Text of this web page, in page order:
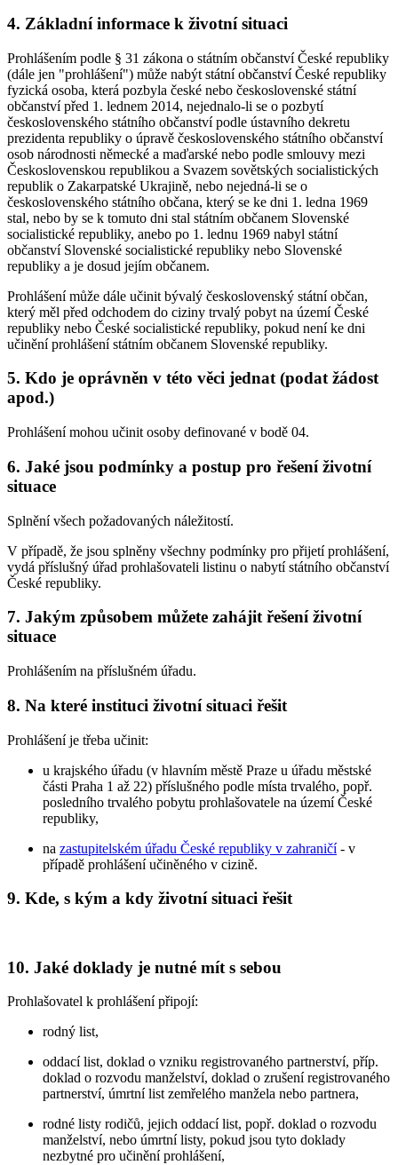
4. Základní informace k životní situaci
Prohlášením podle § 31 zákona o státním občanství České republiky
(dále jen "prohlášení") může nabýt státní občanství České republiky
fyzická osoba, která pozbyla české nebo československé státní
občanství před 1. lednem 2014, nejednalo-li se o pozbytí
československého státního občanství podle ústavního dekretu
prezidenta republiky o úpravě československého státního občanství
osob národnosti německé a maďarské nebo podle smlouvy mezi
Československou republikou a Svazem sovětských socialistických
republik o Zakarpatské Ukrajině, nebo nejedná-li se o
československého státního občana, který se ke dni 1. ledna 1969
stal, nebo by se k tomuto dni stal státním občanem Slovenské
socialistické republiky, anebo po 1. lednu 1969 nabyl státní
občanství Slovenské socialistické republiky nebo Slovenské
republiky a je dosud jejím občanem.
Prohlášení může dále učinit bývalý československý státní občan,
který měl před odchodem do ciziny trvalý pobyt na území České
republiky nebo České socialistické republiky, pokud není ke dni
učinění prohlášení státním občanem Slovenské republiky.
5. Kdo je oprávněn v této věci jednat (podat žádost
apod.)
Prohlášení mohou učinit osoby definované v bodě 04.
6. Jaké jsou podmínky a postup pro řešení životní
situace
Splnění všech požadovaných náležitostí.
V případě, že jsou splněny všechny podmínky pro přijetí prohlášení,
vydá příslušný úřad prohlašovateli listinu o nabytí státního občanství
České republiky.
7. Jakým způsobem můžete zahájit řešení životní
situace
Prohlášením na příslušném úřadu.
8. Na které instituci životní situaci řešit
Prohlášení je třeba učinit:
u krajského úřadu (v hlavním městě Praze u úřadu městské
části Praha 1 až 22) příslušného podle místa trvalého, popř.
posledního trvalého pobytu prohlašovatele na území České
republiky,
na zastupitelském úřadu České republiky v zahraničí- v
případě prohlášení učiněného v cizině.
9. Kde, s kým a kdy životní situaci řešit
10. Jaké doklady je nutné mít s sebou
Prohlašovatel k prohlášení připojí:
rodný list,
oddací list, doklad o vzniku registrovaného partnerství, příp.
doklad o rozvodu manželství, doklad o zrušení registrovaného
partnerství, úmrtní list zemřelého manžela nebo partnera,
rodné listy rodičů, jejich oddací list, popř. doklad o rozvodu
manželství, nebo úmrtní listy, pokud jsou tyto doklady
nezbytné pro učinění prohlášení,